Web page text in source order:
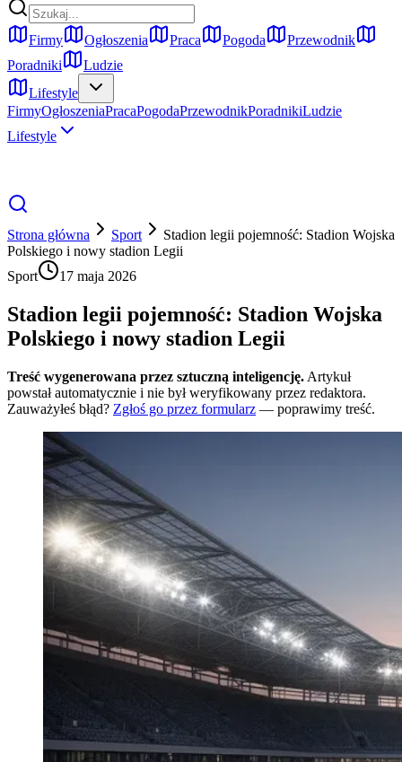
Firmy Ogłoszenia Praca Pogoda
Przewodnik
Poradniki
Ludzie
Lifestyle
FirmyOgłoszeniaPracaPogodaPrzewodnikPoradnikiLudzie
Lifestyle
Strona główna Sport
Stadion legii pojemność: Stadion Wojska
Polskiego i nowy stadion Legii
Sport
17 maja 2026
Stadion legii pojemność: Stadion Wojska
Polskiego i nowy stadion Legii
Treść wygenerowana przez sztuczną inteligencję. Artykuł
powstał automatycznie i nie był weryfikowany przez redaktora.
Zauważyłeś błąd? Zgłoś go przez formularz — poprawimy treść.